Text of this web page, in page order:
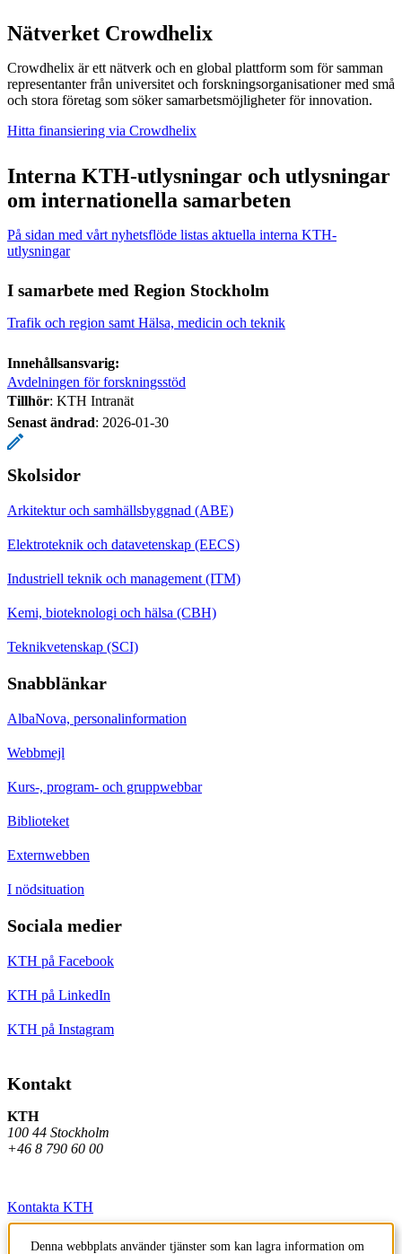
Nätverket Crowdhelix
Crowdhelix är ett nätverk och en global plattform som för samman
representanter från universitet och forskningsorganisationer med små
och stora företag som söker samarbetsmöjligheter för innovation.
Hitta finansiering via Crowdhelix
Interna KTH-utlysningar och utlysningar
om internationella samarbeten
På sidan med vårt nyhetsflöde listas aktuella interna KTH-
utlysningar
I samarbete med Region Stockholm
Trafik och region samt Hälsa, medicin och teknik
Innehållsansvarig:
Avdelningen för forskningsstöd
Tillhör: KTH Intranät
Senast ändrad: 2026-01-30
Skolsidor
Arkitektur och samhällsbyggnad (ABE)
Elektroteknik och datavetenskap (EECS)
Industriell teknik och management (ITM)
Kemi, bioteknologi och hälsa (CBH)
Teknikvetenskap (SCI)
Snabblänkar
AlbaNova, personalinformation
Webbmejl
Kurs-, program- och gruppwebbar
Biblioteket
Externwebben
I nödsituation
Sociala medier
KTH på Facebook
KTH på LinkedIn
KTH på Instagram
Kontakt
KTH
100 44 Stockholm
+46 8 790 60 00
Kontakta KTH
Jobba på KTH
Denna webbplats använder tjänster som kan lagra information om